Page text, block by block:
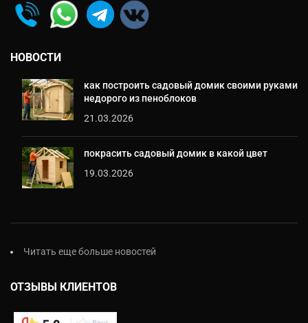
НОВОСТИ
как построить садовый домик своими руками
недорого из пеноблоков
21.03.2026
покрасить садовый домик в какой цвет
19.03.2026
Читать еще больше новостей
ОТЗЫВЫ КЛИЕНТОВ